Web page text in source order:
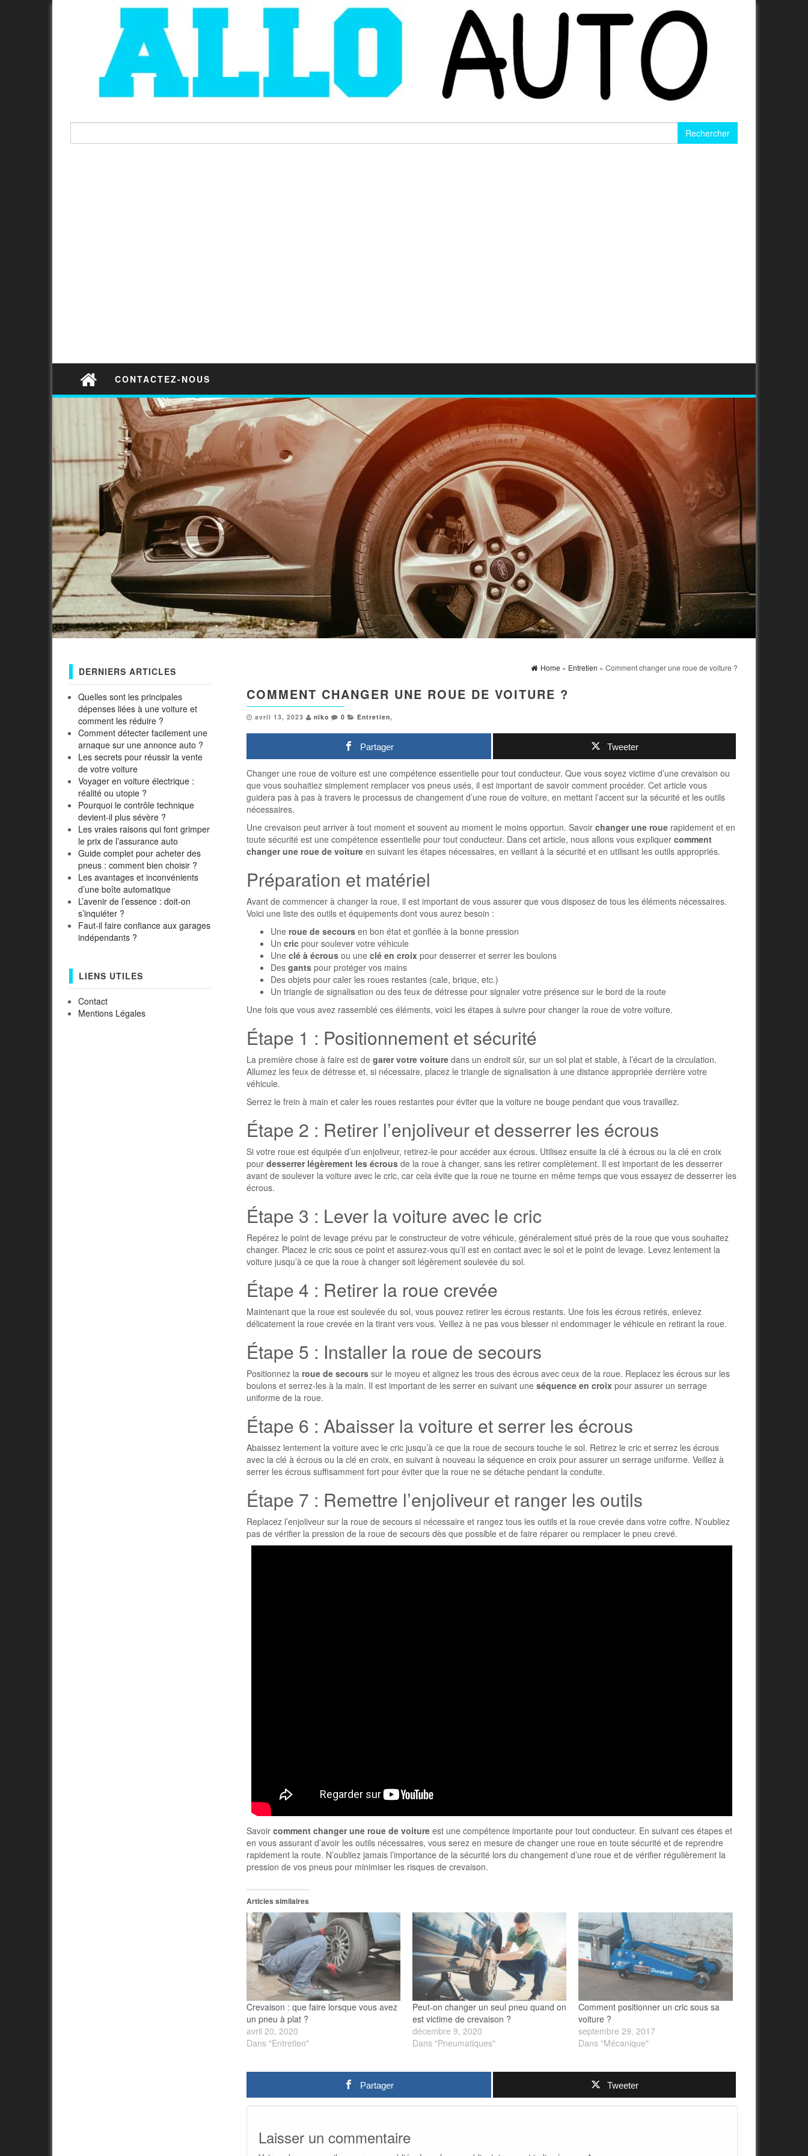
CONTACTEZ-NOUS
DERNIERS ARTICLES
Quelles sont les principales
dépenses liées à une voiture et
comment les réduire ?
Comment détecter facilement une
arnaque sur une annonce auto ?
Les secrets pour réussir la vente
de votre voiture
Voyager en voiture électrique :
réalité ou utopie ?
Pourquoi le contrôle technique
devient-il plus sévère ?
Les vraies raisons qui font grimper
le prix de l’assurance auto
Guide complet pour acheter des
pneus : comment bien choisir ?
Les avantages et inconvénients
d’une boîte automatique
L’avenir de l’essence : doit-on
s’inquiéter ?
Faut-il faire confiance aux garages
indépendants ?
LIENS UTILES
Contact
Mentions Légales
Home » Entretien » Comment changer une roue de voiture ?
COMMENT CHANGER UNE ROUE DE VOITURE ?
avril 13, 2023 niko 0 Entretien,
Partager Tweeter
Changer une roue de voiture est une compétence essentielle pour tout conducteur. Que vous soyez victime d’une crevaison ou
que vous souhaitiez simplement remplacer vos pneus usés, il est important de savoir comment procéder. Cet article vous
guidera pas à pas à travers le processus de changement d’une roue de voiture, en mettant l’accent sur la sécurité et les outils
nécessaires.
Une crevaison peut arriver à tout moment et souvent au moment le moins opportun. Savoir changer une rouerapidement et en
toute sécurité est une compétence essentielle pour tout conducteur. Dans cet article, nous allons vous expliquer comment
changer une roue de voitureen suivant les étapes nécessaires, en veillant à la sécurité et en utilisant les outils appropriés.
Préparation et matériel
Avant de commencer à changer la roue, il est important de vous assurer que vous disposez de tous les éléments nécessaires.
Voici une liste des outils et équipements dont vous aurez besoin :
Une roue de secoursen bon état et gonflée à la bonne pression
Un cricpour soulever votre véhicule
Une clé à écrousou une clé en croixpour desserrer et serrer les boulons
Des gantspour protéger vos mains
Des objets pour caler les roues restantes (cale, brique, etc.)
Un triangle de signalisation ou des feux de détresse pour signaler votre présence sur le bord de la route
Une fois que vous avez rassemblé ces éléments, voici les étapes à suivre pour changer la roue de votre voiture.
Étape 1 : Positionnement et sécurité
La première chose à faire est de garer votre voituredans un endroit sûr, sur un sol plat et stable, à l’écart de la circulation.
Allumez les feux de détresse et, si nécessaire, placez le triangle de signalisation à une distance appropriée derrière votre
véhicule.
Serrez le frein à main et caler les roues restantes pour éviter que la voiture ne bouge pendant que vous travaillez.
Étape 2 : Retirer l’enjoliveur et desserrer les écrous
Si votre roue est équipée d’un enjoliveur, retirez-le pour accéder aux écrous. Utilisez ensuite la clé à écrous ou la clé en croix
pour desserrer légèrement les écrousde la roue à changer, sans les retirer complètement. Il est important de les desserrer
avant de soulever la voiture avec le cric, car cela évite que la roue ne tourne en même temps que vous essayez de desserrer les
écrous.
Étape 3 : Lever la voiture avec le cric
Repérez le point de levage prévu par le constructeur de votre véhicule, généralement situé près de la roue que vous souhaitez
changer. Placez le cric sous ce point et assurez-vous qu’il est en contact avec le sol et le point de levage. Levez lentement la
voiture jusqu’à ce que la roue à changer soit légèrement soulevée du sol.
Étape 4 : Retirer la roue crevée
Maintenant que la roue est soulevée du sol, vous pouvez retirer les écrous restants. Une fois les écrous retirés, enlevez
délicatement la roue crevée en la tirant vers vous. Veillez à ne pas vous blesser ni endommager le véhicule en retirant la roue.
Étape 5 : Installer la roue de secours
Positionnez la roue de secourssur le moyeu et alignez les trous des écrous avec ceux de la roue. Replacez les écrous sur les
boulons et serrez-les à la main. Il est important de les serrer en suivant une séquence en croixpour assurer un serrage
uniforme de la roue.
Étape 6 : Abaisser la voiture et serrer les écrous
Abaissez lentement la voiture avec le cric jusqu’à ce que la roue de secours touche le sol. Retirez le cric et serrez les écrous
avec la clé à écrous ou la clé en croix, en suivant à nouveau la séquence en croix pour assurer un serrage uniforme. Veillez à
serrer les écrous suffisamment fort pour éviter que la roue ne se détache pendant la conduite.
Étape 7 : Remettre l’enjoliveur et ranger les outils
Replacez l’enjoliveur sur la roue de secours si nécessaire et rangez tous les outils et la roue crevée dans votre coffre. N’oubliez
pas de vérifier la pression de la roue de secours dès que possible et de faire réparer ou remplacer le pneu crevé.
Savoir comment changer une roue de voitureest une compétence importante pour tout conducteur. En suivant ces étapes et
en vous assurant d’avoir les outils nécessaires, vous serez en mesure de changer une roue en toute sécurité et de reprendre
rapidement la route. N’oubliez jamais l’importance de la sécurité lors du changement d’une roue et de vérifier régulièrement la
pression de vos pneus pour minimiser les risques de crevaison.
Articles similaires
Crevaison : que faire lorsque vous avez
un pneu à plat ?
avril 20, 2020
Dans "Entretien"
Peut-on changer un seul pneu quand on
est victime de crevaison ?
décembre 9, 2020
Dans "Pneumatiques"
Comment positionner un cric sous sa
voiture ?
septembre 29, 2017
Dans "Mécanique"
Partager Tweeter
Laisser un commentaire